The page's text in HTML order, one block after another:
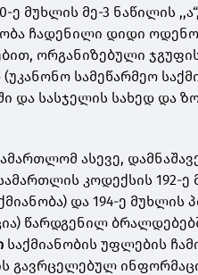
მუხლის მე-3 ნაწილის
ჩადენილი დიდი
ორგანიზებული
(უკანონო სამეწარმეო
და სასჯელის სახედ და
ასევე,
კოდექსის 192-
და 194-ე
წარდგენილ
საქმიანობის უფლების
გავრცელებულ